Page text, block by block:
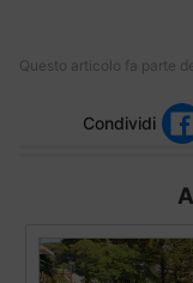
Questo articolo fa parte
Condividi